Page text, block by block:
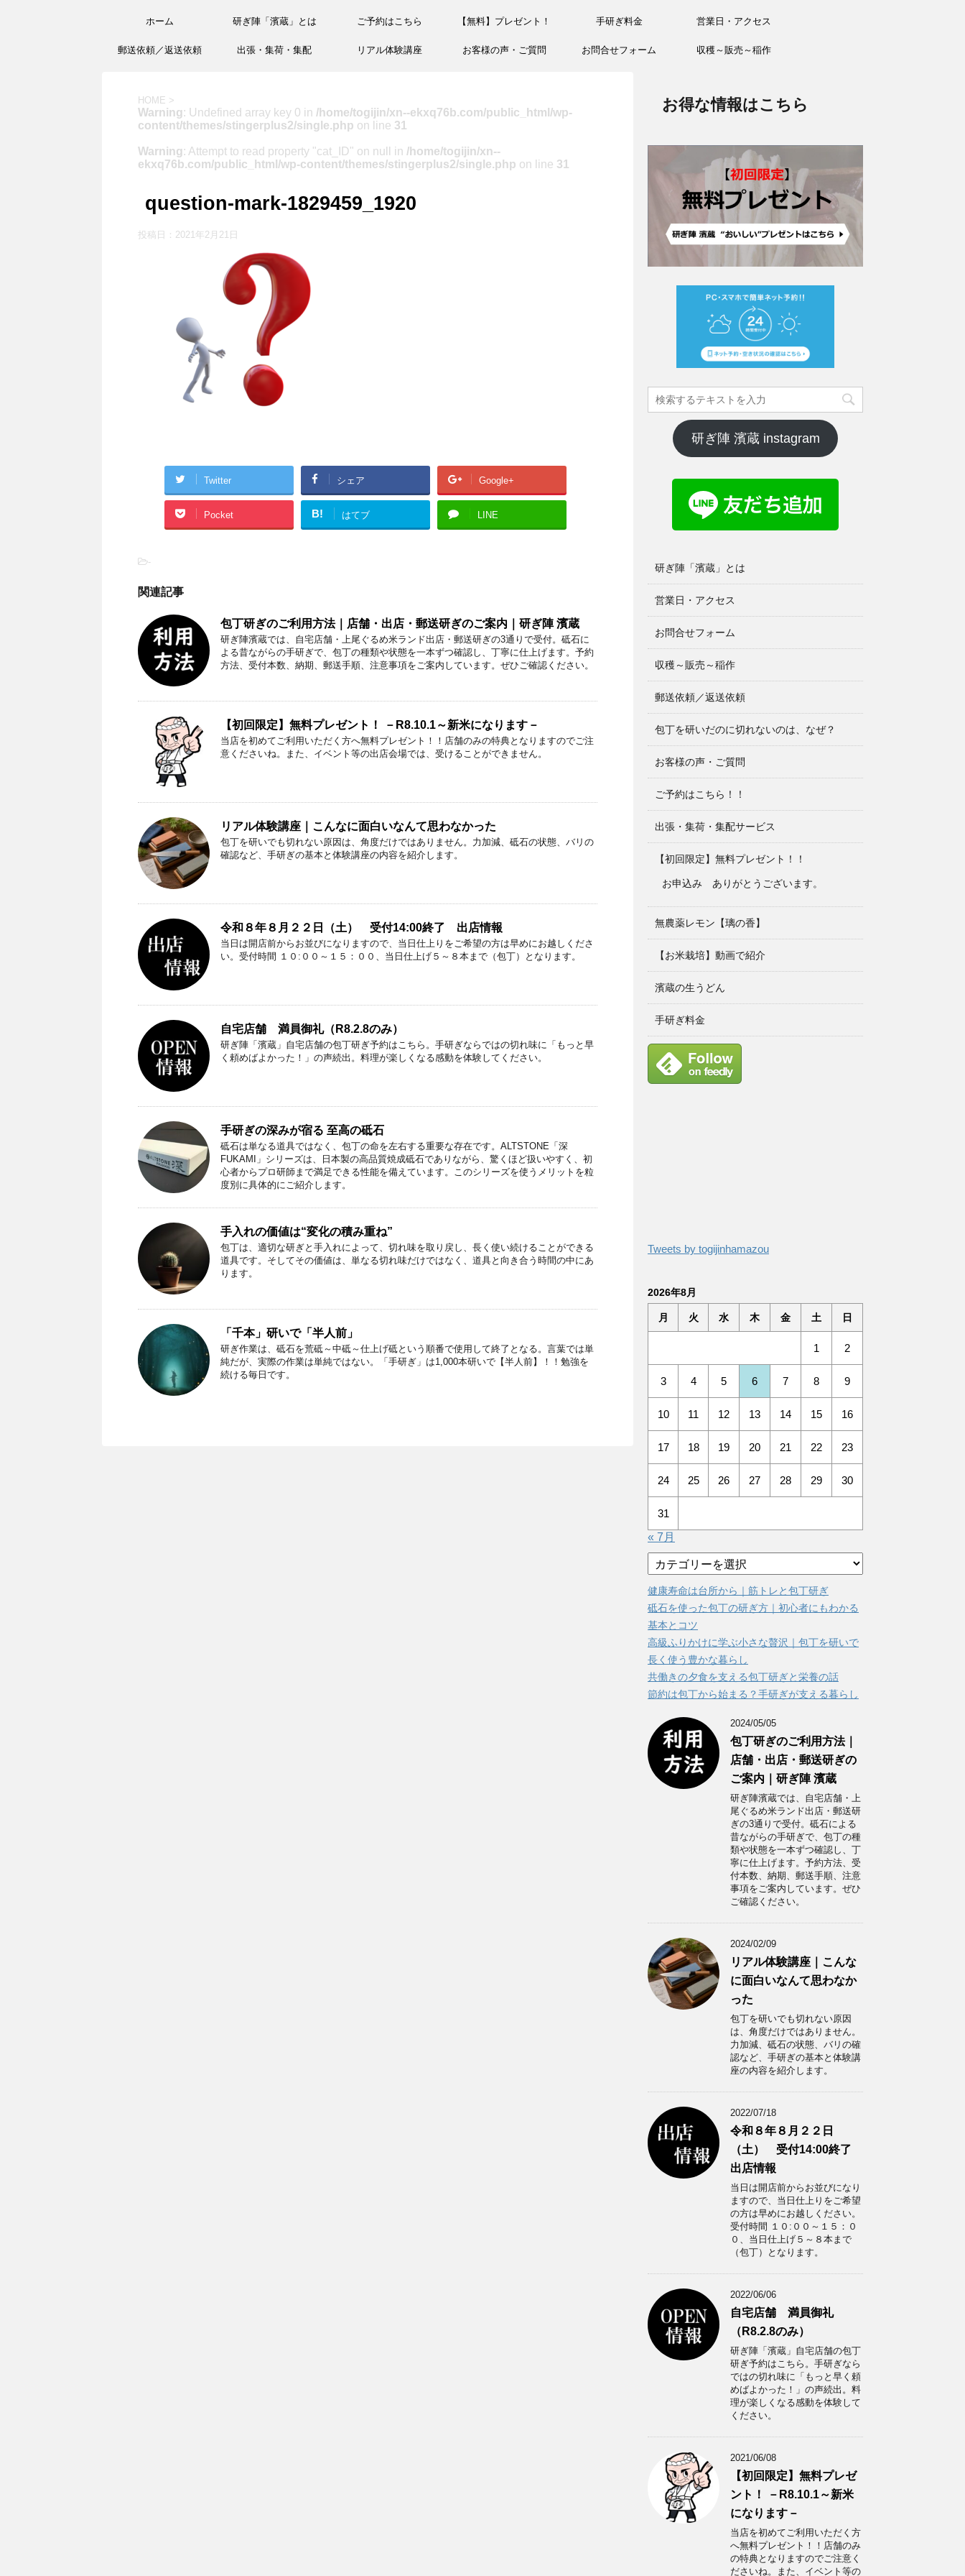
ホーム 研ぎ陣「濱蔵」とは ご予約はこちら 【無料】プレゼント！ 手研ぎ料金 営業日・アクセス
郵送依頼／返送依頼 出張・集荷・集配 リアル体験講座 お客様の声・ご質問 お問合せフォーム 収穫～販売～稲作
HOME >
Warning: Undefined array key 0 in /home/togijin/xn--ekxq76b.com/public_html/wp-
content/themes/stingerplus2/single.php on line 31
Warning: Attempt to read property "cat_ID" on null in /home/togijin/xn--
ekxq76b.com/public_html/wp-content/themes/stingerplus2/single.php on line 31
question-mark-1829459_1920
投稿日： 2021年2月21日
Twitter シェア Google+
Pocket B! はてブ LINE
-
関連記事
包丁研ぎのご利用方法｜店舗・出店・郵送研ぎのご案内｜研ぎ陣 濱蔵
研ぎ陣濱蔵では、自宅店舗・上尾ぐるめ米ランド出店・郵送研ぎの3通りで受付。砥石に
よる昔ながらの手研ぎで、包丁の種類や状態を一本ずつ確認し、丁寧に仕上げます。予約
方法、受付本数、納期、郵送手順、注意事項をご案内しています。ぜひご確認ください。
【初回限定】無料プレゼント！ －R8.10.1～新米になります－
当店を初めてご利用いただく方へ無料プレゼント！！店舗のみの特典となりますのでご注
意くださいね。また、イベント等の出店会場では、受けることができません。
リアル体験講座｜こんなに面白いなんて思わなかった
包丁を研いでも切れない原因は、角度だけではありません。力加減、砥石の状態、バリの
確認など、手研ぎの基本と体験講座の内容を紹介します。
令和８年８月２２日（土） 受付14:00終了 出店情報
当日は開店前からお並びになりますので、当日仕上りをご希望の方は早めにお越しくださ
い。受付時間 １０:００～１５：００、当日仕上げ５～８本まで（包丁）となります。
自宅店舗 満員御礼（R8.2.8のみ）
研ぎ陣「濱蔵」自宅店舗の包丁研ぎ予約はこちら。手研ぎならではの切れ味に「もっと早
く頼めばよかった！」の声続出。料理が楽しくなる感動を体験してください。
手研ぎの深みが宿る 至高の砥石
砥石は単なる道具ではなく、包丁の命を左右する重要な存在です。ALTSTONE「深
FUKAMI」シリーズは、日本製の高品質焼成砥石でありながら、驚くほど扱いやすく、初
心者からプロ研師まで満足できる性能を備えています。このシリーズを使うメリットを粒
度別に具体的にご紹介します。
手入れの価値は“変化の積み重ね”
包丁は、適切な研ぎと手入れによって、切れ味を取り戻し、長く使い続けることができる
道具です。そしてその価値は、単なる切れ味だけではなく、道具と向き合う時間の中にあ
ります。
「千本」研いで「半人前」
研ぎ作業は、砥石を荒砥～中砥～仕上げ砥という順番で使用して終了となる。言葉では単
純だが、実際の作業は単純ではない。「手研ぎ」は1,000本研いで【半人前】！！勉強を
続ける毎日です。
お得な情報はこちら
研ぎ陣 濱蔵 instagram
研ぎ陣「濱蔵」とは
営業日・アクセス
お問合せフォーム
収穫～販売～稲作
郵送依頼／返送依頼
包丁を研いだのに切れないのは、なぜ？
お客様の声・ご質問
ご予約はこちら！！
出張・集荷・集配サービス
【初回限定】無料プレゼント！！
お申込み ありがとうございます。
無農薬レモン【璃の香】
【お米栽培】動画で紹介
濱蔵の生うどん
手研ぎ料金
Tweets by togijinhamazou
2026年8月
月 火 水 木 金 土 日
1 2
3 4 5 6 7 8 9
10 11 12 13 14 15 16
17 18 19 20 21 22 23
24 25 26 27 28 29 30
31
« 7月
テ
ゴ
リ
ー
健康寿命は台所から｜筋トレと包丁研ぎ
砥石を使った包丁の研ぎ方｜初心者にもわかる
基本とコツ
高級ふりかけに学ぶ小さな贅沢｜包丁を研いで
長く使う豊かな暮らし
共働きの夕食を支える包丁研ぎと栄養の話
節約は包丁から始まる？手研ぎが支える暮らし
2024/05/05
包丁研ぎのご利用方法｜
店舗・出店・郵送研ぎの
ご案内｜研ぎ陣 濱蔵
研ぎ陣濱蔵では、自宅店舗・上
尾ぐるめ米ランド出店・郵送研
ぎの3通りで受付。砥石による
昔ながらの手研ぎで、包丁の種
類や状態を一本ずつ確認し、丁
寧に仕上げます。予約方法、受
付本数、納期、郵送手順、注意
事項をご案内しています。ぜひ
ご確認ください。
2024/02/09
リアル体験講座｜こんな
に面白いなんて思わなか
った
包丁を研いでも切れない原因
は、角度だけではありません。
力加減、砥石の状態、バリの確
認など、手研ぎの基本と体験講
座の内容を紹介します。
2022/07/18
令和８年８月２２日
（土） 受付14:00終了
出店情報
当日は開店前からお並びになり
ますので、当日仕上りをご希望
の方は早めにお越しください。
受付時間 １０:００～１５：０
０、当日仕上げ５～８本まで
（包丁）となります。
2022/06/06
自宅店舗 満員御礼
（R8.2.8のみ）
研ぎ陣「濱蔵」自宅店舗の包丁
研ぎ予約はこちら。手研ぎなら
ではの切れ味に「もっと早く頼
めばよかった！」の声続出。料
理が楽しくなる感動を体験して
ください。
2021/06/08
【初回限定】無料プレゼ
ント！ －R8.10.1～新米
になります－
当店を初めてご利用いただく方
へ無料プレゼント！！店舗のみ
の特典となりますのでご注意く
ださいね。また、イベント等の